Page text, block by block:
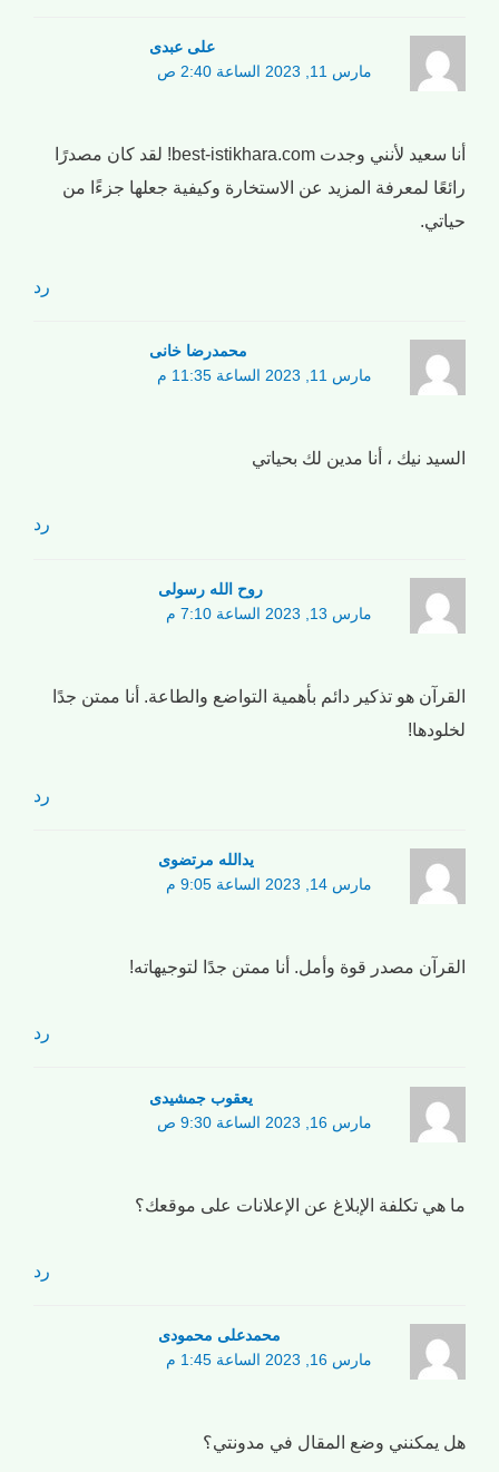
علی عبدی
مارس 11, 2023 الساعة 2:40 ص
أنا سعيد لأنني وجدت best-istikhara.com! لقد كان مصدرًا
رائعًا لمعرفة المزيد عن الاستخارة وكيفية جعلها جزءًا من
حياتي.
رد
محمدرضا خانی
مارس 11, 2023 الساعة 11:35 م
السيد نيك ، أنا مدين لك بحياتي
رد
روح الله رسولی
مارس 13, 2023 الساعة 7:10 م
القرآن هو تذكير دائم بأهمية التواضع والطاعة. أنا ممتن جدًا
لخلودها!
رد
یدالله مرتضوی
مارس 14, 2023 الساعة 9:05 م
القرآن مصدر قوة وأمل. أنا ممتن جدًا لتوجيهاته!
رد
یعقوب جمشیدی
مارس 16, 2023 الساعة 9:30 ص
ما هي تكلفة الإبلاغ عن الإعلانات على موقعك؟
رد
محمدعلی محمودی
مارس 16, 2023 الساعة 1:45 م
هل يمكنني وضع المقال في مدونتي؟